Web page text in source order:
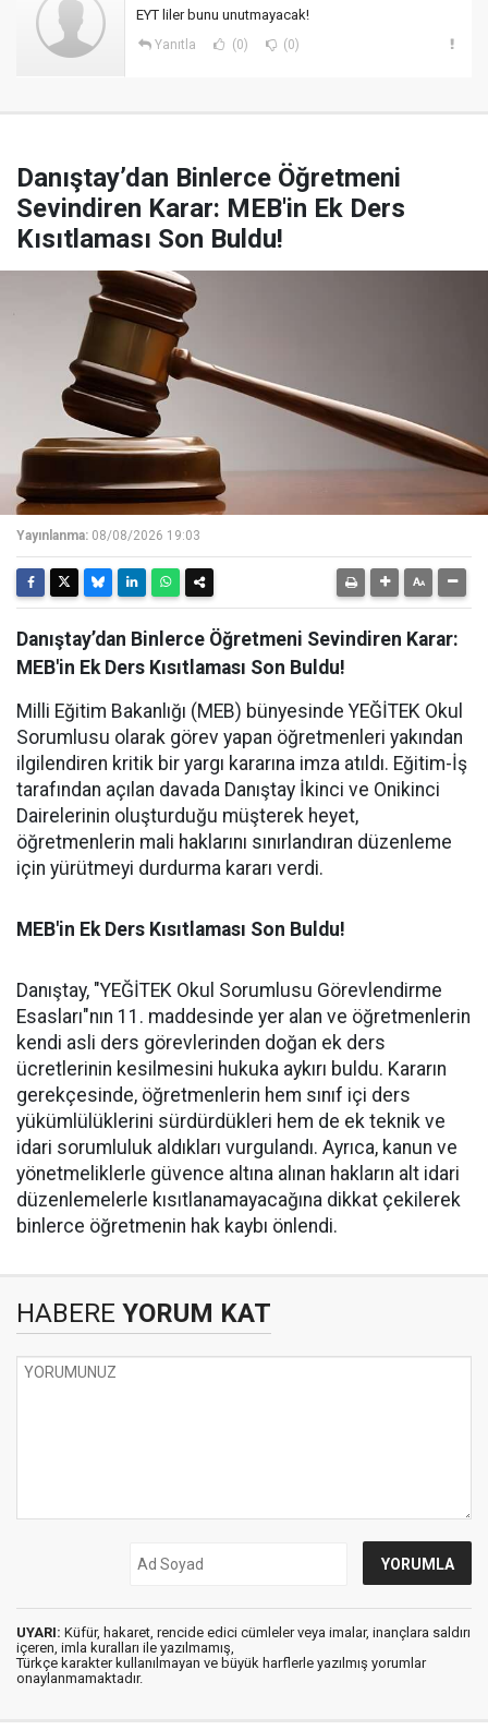
EYT liler bunu unutmayacak!
Yanıtla (0) (0)
Danıştay’dan Binlerce Öğretmeni
Sevindiren Karar: MEB'in Ek Ders
Kısıtlaması Son Buldu!
Yayınlanma: 08/08/2026 19:03
Danıştay’dan Binlerce Öğretmeni Sevindiren Karar:
MEB'in Ek Ders Kısıtlaması Son Buldu!
Milli Eğitim Bakanlığı (MEB) bünyesinde YEĞİTEK Okul
Sorumlusu olarak görev yapan öğretmenleri yakından
ilgilendiren kritik bir yargı kararına imza atıldı. Eğitim-İş
tarafından açılan davada Danıştay İkinci ve Onikinci
Dairelerinin oluşturduğu müşterek heyet,
öğretmenlerin mali haklarını sınırlandıran düzenleme
için yürütmeyi durdurma kararı verdi.
MEB'in Ek Ders Kısıtlaması Son Buldu!
Danıştay, "YEĞİTEK Okul Sorumlusu Görevlendirme
Esasları"nın 11. maddesinde yer alan ve öğretmenlerin
kendi asli ders görevlerinden doğan ek ders
ücretlerinin kesilmesini hukuka aykırı buldu. Kararın
gerekçesinde, öğretmenlerin hem sınıf içi ders
yükümlülüklerini sürdürdükleri hem de ek teknik ve
idari sorumluluk aldıkları vurgulandı. Ayrıca, kanun ve
yönetmeliklerle güvence altına alınan hakların alt idari
düzenlemelerle kısıtlanamayacağına dikkat çekilerek
binlerce öğretmenin hak kaybı önlendi.
HABERE YORUM KAT
UYARI: Küfür, hakaret, rencide edici cümleler veya imalar, inançlara saldırı
içeren, imla kuralları ile yazılmamış,
Türkçe karakter kullanılmayan ve büyük harflerle yazılmış yorumlar
onaylanmamaktadır.